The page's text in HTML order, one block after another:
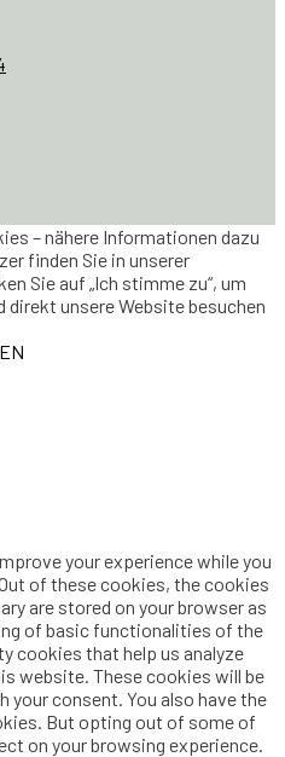
– nähere Informationen dazu
finden Sie in unserer
Sie auf „Ich stimme zu“, um
direkt unsere Website besuchen
your experience while you
of these cookies, the cookies
are stored on your browser as
of basic functionalities of the
cookies that help us analyze
website. These cookies will be
your consent. You also have the
But opting out of some of
on your browsing experience.